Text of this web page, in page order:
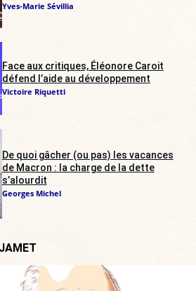
Yves-Marie Sévillia
Face aux critiques, Éléonore Caroit
défend l’aide au développement
Victoire Riquetti
De quoi gâcher (ou pas) les vacances
de Macron : la charge de la dette
s’alourdit
Georges Michel